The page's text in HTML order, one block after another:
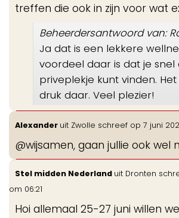
treffen die ook in zijn voor wat
Beheerdersantwoord van:
Ja dat is een lekkere
voordeel daar is dat je snel
priveplekje kunt vinden.
druk daar. Veel plezier!
Alexander uit Zwolle schreef op 7 juni
@wijsamen, gaan jullie ook wel
Stel midden Nederland uit Dronten
om 06:21
Hoi allemaal 25-27 juni willen